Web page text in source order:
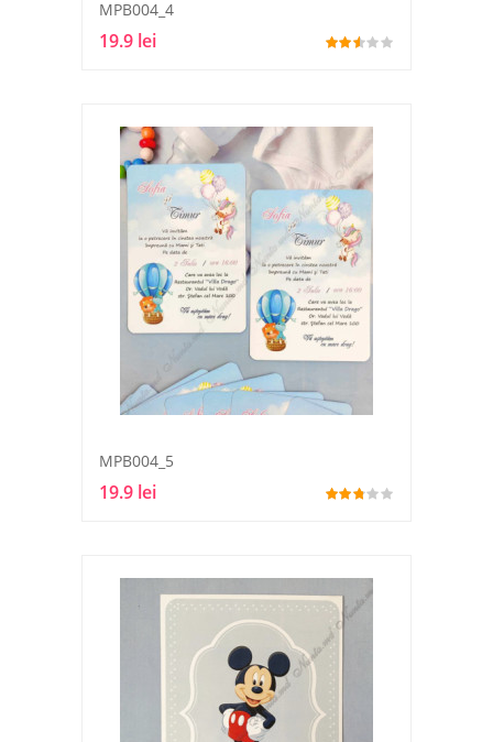
MPB004_4
19.9 lei
MPB004_5
19.9 lei